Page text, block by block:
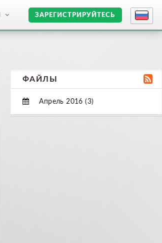
ЗАРЕГИСТРИРУЙТЕСЬ
ФАЙЛЫ
Апрель 2016 (3)